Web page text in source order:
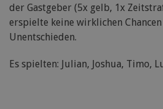
der Gastgeber (5x gelb, 1x
erspielte keine wirklichen
Unentschieden.
Es spielten: Julian, Joshua, Timo,